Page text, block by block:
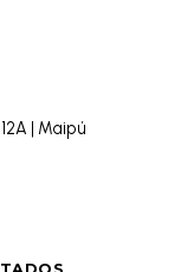
| Maipú